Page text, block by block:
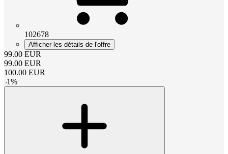
102678
Afficher les détails de l'offre
99.00 EUR
99.00 EUR
100.00 EUR
-1%